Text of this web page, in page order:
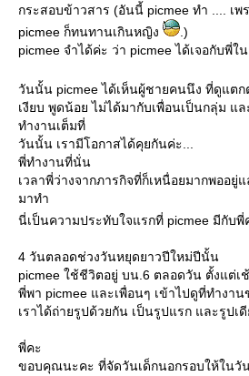
กระสอบข้าวสาร (อันนี้ picmee ทำ .... เพ
picmee ก็ทนทานเกินหญิง
.)
picmee จำได้ค่ะ ว่า picmee ได้เจอกับพี่
วันนั้น picmee ได้เห็นผู้ชายคนนึง ที่ดูแตก
เงียบ พูดน้อย ไม่ได้มากับเพื่อนเป็นกลุ่ม แ
ทำงานเต็มที่
วันนั้น เรามีโอกาสได้คุยกันค่ะ...
พี่ทำงานที่นั่น
เวลาพี่ว่างจากภารกิจที่ก็เหนื่อยมากพออยู่
มาทำ
นี่เป็นความประทับใจแรกที่ picmee มีกับพี่
4 วันตลอดช่วงวันหยุดยาวปีใหม่ปีนั้น
picmee ใช้ชีวิตอยู่ บน.6 ตลอดวัน ตั้งแต่เ
พี่พา picmee และเพื่อนๆ เข้าไปดูที่ทำงาน
เราได้ถ่ายรูปด้วยกัน เป็นรูปแรก และรูปเ
พี่คะ
ขอบคุณนะคะ ที่จัดวันเด็กนอกรอบให้ในวั